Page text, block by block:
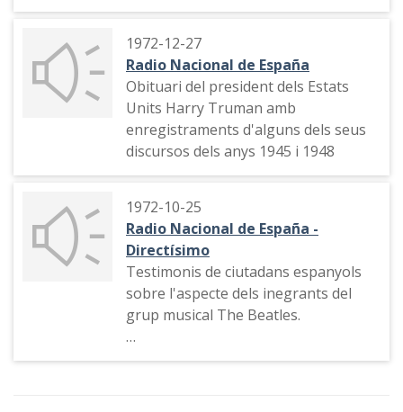
1972-12-27
Radio Nacional de España
Obituari del president dels Estats
Units Harry Truman amb
enregistraments d'alguns dels seus
discursos dels anys 1945 i 1948
1972-10-25
Radio Nacional de España -
Directísimo
Testimonis de ciutadans espanyols
sobre l'aspecte dels inegrants del
grup musical The Beatles.
Opinions del director d'orquestra